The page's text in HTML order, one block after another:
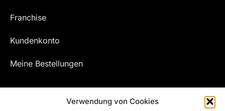
Verwendung von Cookies
Franchise
Kundenkonto
Meine Bestellungen